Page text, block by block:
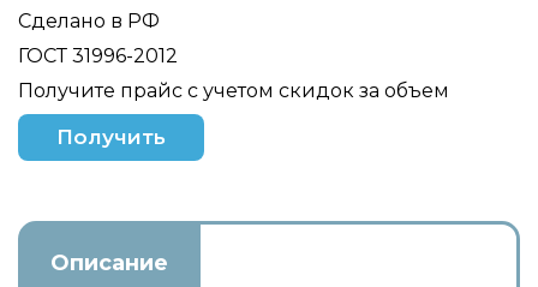
Сделано в РФ
ГОСТ 31996-2012
Получите прайс с учетом скидок за объем
Получить
Описание